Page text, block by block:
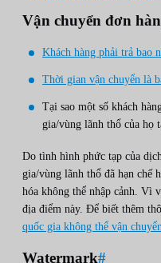
Vận chuyển đơn
Khách hàng phải trả bao
Thời gian vận chuyển là
Tại sao một số khách
gia/vùng lãnh thổ của họ
Do tình hình phức tạp của
gia/vùng lãnh thổ đã hạn chế
hóa không thể nhập cảnh. Vì
địa điểm này. Để biết thêm
quốc gia không thể vận
Watermark#